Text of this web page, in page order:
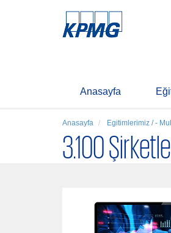
Anasayfa
Anasayfa Egitimlerimiz / -
3.100